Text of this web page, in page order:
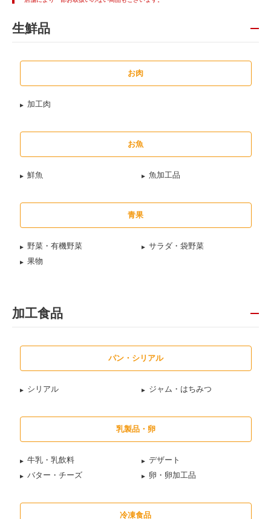
生鮮品
お肉
加工肉
お魚
鮮魚 魚加工品
青果
野菜・有機野菜
サラダ・袋野菜
果物
加工食品
パン・シリアル
シリアル ジャム・はちみつ
乳製品・卵
牛乳・乳飲料
デザート
バター・チーズ
卵・卵加工品
冷凍食品